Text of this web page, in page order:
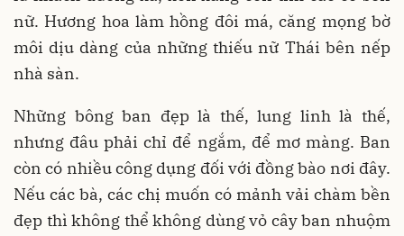
nữ. Hương hoa làm hồng đôi má, căng mọng bờ
môi dịu dàng của những thiếu nữ Thái bên nếp
nhà sàn.
Những bông ban đẹp là thế, lung linh là thế,
nhưng đâu phải chỉ để ngắm, để mơ màng. Ban
còn có nhiều công dụng đối với đồng bào nơi đây.
Nếu các bà, các chị muốn có mảnh vải chàm bền
đẹp thì không thể không dùng vỏ cây ban nhuộm